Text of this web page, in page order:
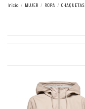
Inicio MUJER ROPA CHAQUETAS